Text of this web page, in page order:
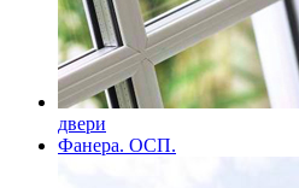
двери
Фанера. ОСП.